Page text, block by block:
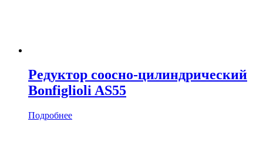
Редуктор соосно-цилиндрический
Bonfiglioli AS55
Подробнее